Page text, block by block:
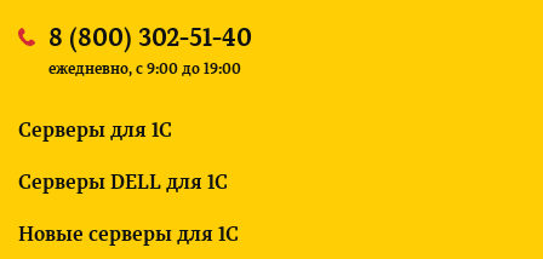
Серверы для 1С
Серверы DELL для 1С
Новые серверы для 1С
8 (800) 302-51-40
ежедневно, c 9:00 до 19:00